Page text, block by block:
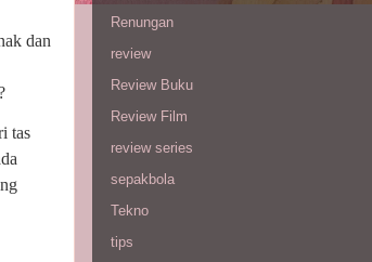
dan
tas
Renungan
review
Review Buku
Review Film
review series
sepakbola
Tekno
tips